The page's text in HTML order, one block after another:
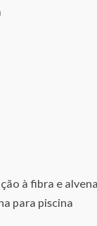
à fibra e
para piscina